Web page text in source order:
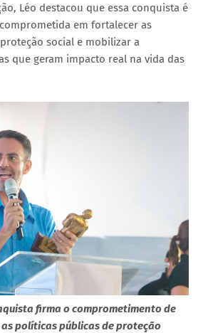
Léo destacou que essa conquista é
em fortalecer as
social e mobilizar a
que geram impacto real na vida das
firma o comprometimento de
políticas públicas de proteção